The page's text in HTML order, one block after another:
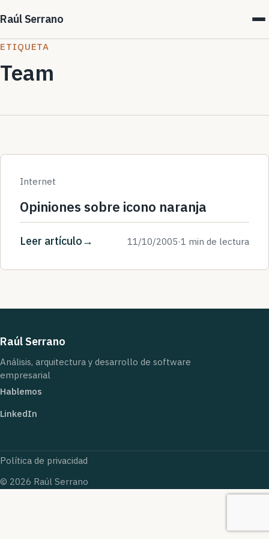
Raúl Serrano
ETIQUETA
Team
Internet
Opiniones sobre icono naranja
Leer artículo 11/10/2005·1 min de lectura
Raúl Serrano
Análisis, arquitectura y desarrollo de software
empresarial
Hablemos
LinkedIn
Política de privacidad
© 2026 Raúl Serrano